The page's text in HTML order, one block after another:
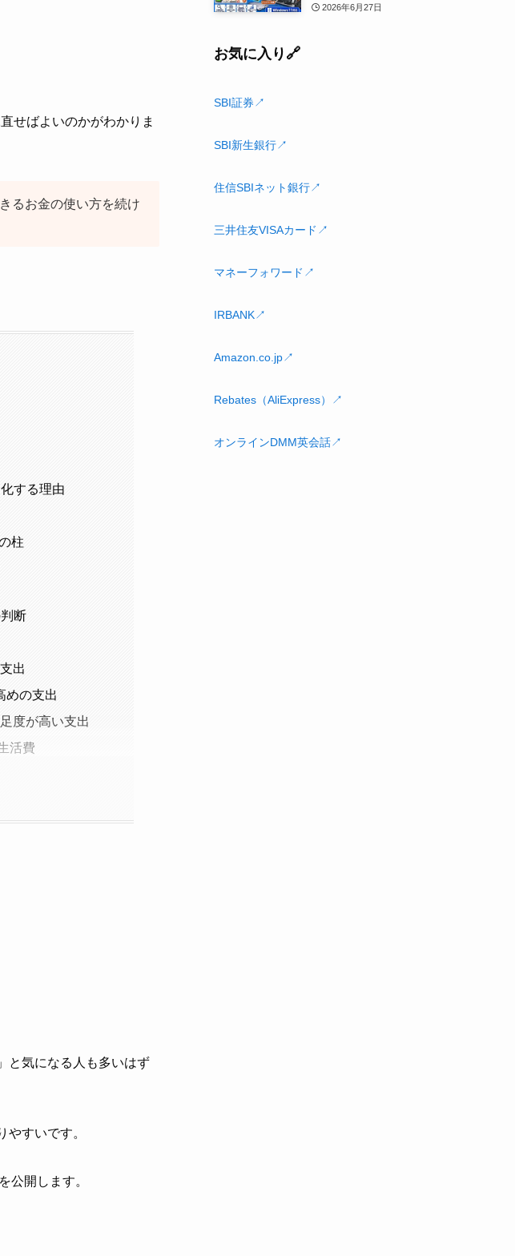
せばよいのかがわかりま
るお金の使い方を続け
する理由
柱
断
出
めの支出
度が高い支出
活費
と気になる人も多いはず
すいです。
を公開します。
2026年6月27日
お気に入り🔗
SBI証券↗
SBI新生銀行↗
住信SBIネット銀行↗
三井住友VISAカード↗
マネーフォワード↗
IRBANK↗
Amazon.co.jp↗
Rebates（AliExpress）↗
オンラインDMM英会話↗